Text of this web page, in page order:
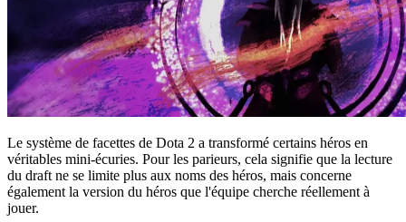
Le système de facettes de Dota 2 a transformé certains héros en
véritables mini-écuries. Pour les parieurs, cela signifie que la lecture
du draft ne se limite plus aux noms des héros, mais concerne
également la version du héros que l'équipe cherche réellement à
jouer.